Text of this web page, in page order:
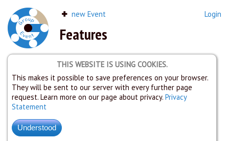
new Event Login
Features
THIS WEBSITE IS USING COOKIES.
This makes it possible to save preferences on your browser.
They will be sent to our server with every further page
request. Learn more on our page about privacy. Privacy
Statement